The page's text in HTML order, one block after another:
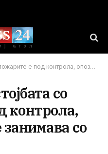
опозицијата се занимава со некрофилија
со
контрола,
занимава со